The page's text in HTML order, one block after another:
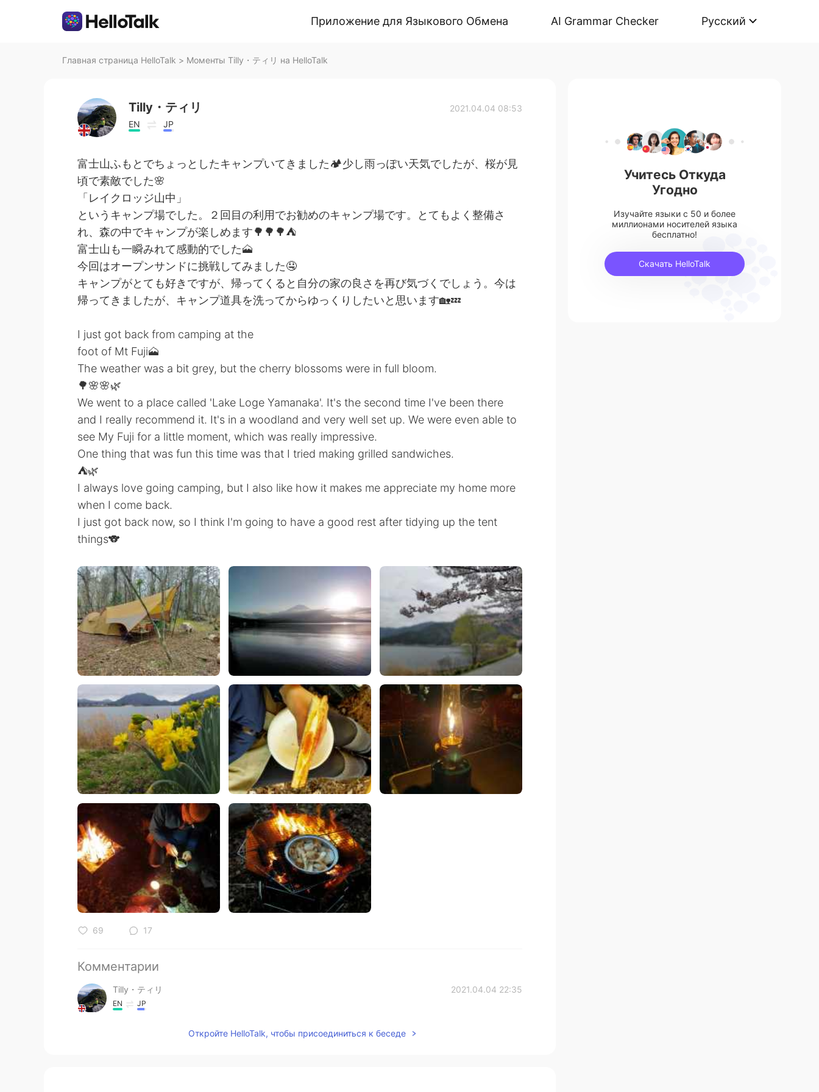
Приложение для Языкового Обмена AI Grammar Checker Русский
Главная страница HelloTalk > Моменты Tilly・ティリ на HelloTalk
Tilly・ティリ
EN JP
2021.04.04 08:53
富士山ふもとでちょっとしたキャンプいてきました🏕️少し雨っぽい天気でしたが、桜が見
頃で素敵でした🌸
「レイクロッジ山中」
というキャンプ場でした。２回目の利用でお勧めのキャンプ場です。とてもよく整備さ
れ、森の中でキャンプが楽しめます🌳🌳🌳⛺
富士山も一瞬みれて感動的でした🗻
今回はオープンサンドに挑戦してみました🤤
キャンプがとても好きですが、帰ってくると自分の家の良さを再び気づくでしょう。今は
帰ってきましたが、キャンプ道具を洗ってからゆっくりしたいと思います🏡💤
I just got back from camping at the
foot of Mt Fuji🗻
The weather was a bit grey, but the cherry blossoms were in full bloom.
🌳🌸🌸🌿
We went to a place called 'Lake Loge Yamanaka'. It's the second time I've been there
and I really recommend it. It's in a woodland and very well set up. We were even able to
see My Fuji for a little moment, which was really impressive.
One thing that was fun this time was that I tried making grilled sandwiches.
⛺🌿
I always love going camping, but I also like how it makes me appreciate my home more
when I come back.
I just got back now, so I think I'm going to have a good rest after tidying up the tent
things🐨
69 17
Комментарии
Tilly・ティリ 2021.04.04 22:35
EN JP
Откройте HelloTalk, чтобы присоединиться к беседе
Учитесь Откуда
Угодно
Изучайте языки с 50 и более
миллионами носителей языка
бесплатно!
Скачать HelloTalk